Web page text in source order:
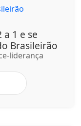
1 e se
Brasileirão
liderança